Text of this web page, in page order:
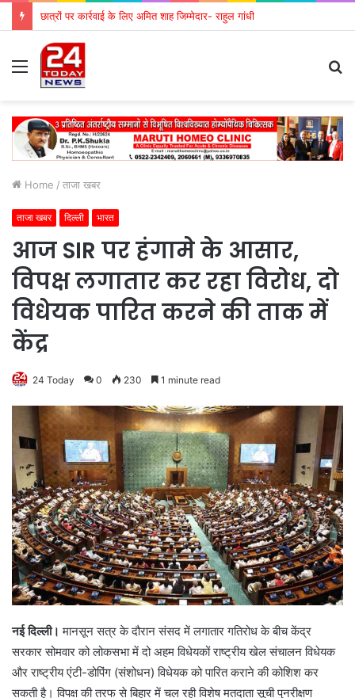
छात्रों पर कार्रवाई के लिए अमित शाह जिम्मेदार- राहुल गांधी
Menu
Home / ताजा खबर
ताजा खबर दिल्ली भारत
आज SIR पर हंगामे के आसार,
विपक्ष लगातार कर रहा विरोध, दो
विधेयक पारित करने की ताक में
केंद्र
24 Today 0 230 1 minute read
नई दिल्ली।मानसून सत्र के दौरान संसद में लगातार गतिरोध के बीच केंद्र
सरकार सोमवार को लोकसभा में दो अहम विधेयकों राष्ट्रीय खेल संचालन विधेयक
और राष्ट्रीय एंटी-डोपिंग (संशोधन) विधेयक को पारित कराने की कोशिश कर
सकती है। विपक्ष की तरफ से बिहार में चल रही विशेष मतदाता सूची पुनरीक्षण